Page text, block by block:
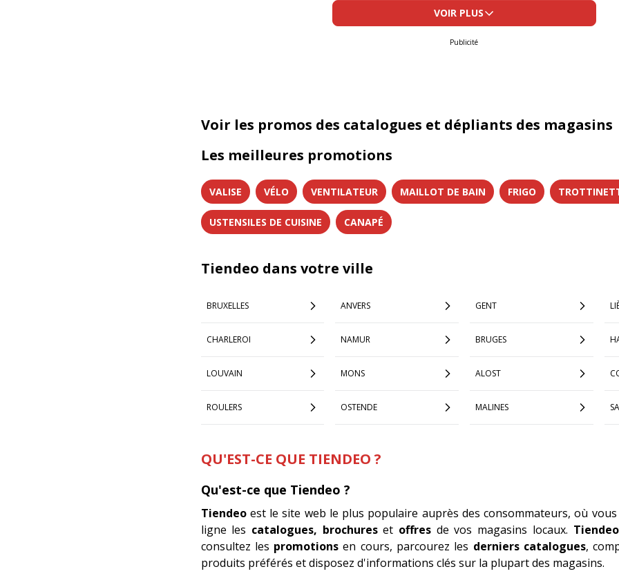
VOIR PLUS
Publicité
Voir les promos des catalogues et dépliants des magasins
Les meilleures promotions
VALISE VÉLO VENTILATEUR MAILLOT DE BAIN FRIGO
USTENSILES DE CUISINE CANAPÉ
Tiendeo dans votre ville
BRUXELLES ANVERS GENT
CHARLEROI NAMUR BRUGES
LOUVAIN MONS ALOST
ROULERS OSTENDE MALINES
QU'EST-CE QUE TIENDEO ?
Qu'est-ce que Tiendeo ?
Tiendeoest le site web le plus populaire auprès des consommateurs, où
ligne les catalogues, brochureset offres de vos magasins locaux. Tiendeo
consultez les promotions en cours, parcourez les derniers catalogues,
produits préférés et disposez d'informations clés sur la plupart des magasins.